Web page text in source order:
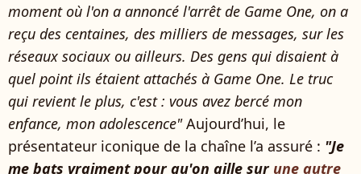
moment où l'on a annoncé l'arrêt de Game One, on a
reçu des centaines, des milliers de messages, sur les
réseaux sociaux ou ailleurs. Des gens qui disaient à
quel point ils étaient attachés à Game One. Le truc
qui revient le plus, c'est : vous avez bercé mon
enfance, mon adolescence"Aujourd’hui, le
présentateur iconique de la chaîne l’a assuré : "Je
me bats vraiment pour qu'on aille sur une autre